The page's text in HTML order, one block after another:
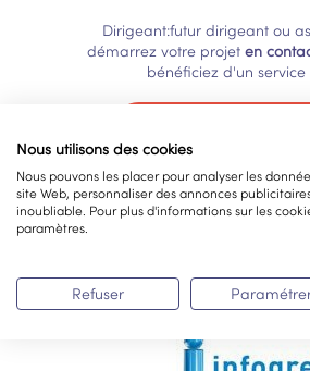
Dirigeant:futur dirigeant ou
démarrez votre projet en
bénéficiez d'un service
JE ME FAIS
Nous utilisons des cookies
Nous pouvons les placer pour analyser les
site Web, personnaliser des annonces
inoubliable. Pour plus d'informations sur les
paramètres.
Refuser